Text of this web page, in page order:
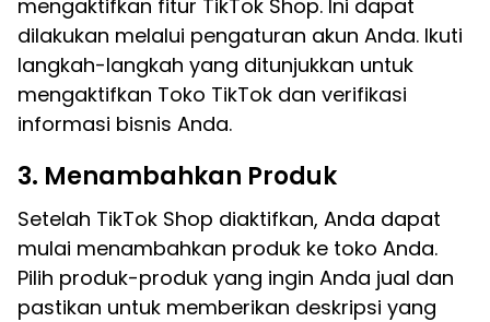
mengaktifkan fitur TikTok Shop. Ini dapat
dilakukan melalui pengaturan akun Anda. Ikuti
langkah-langkah yang ditunjukkan untuk
mengaktifkan Toko TikTok dan verifikasi
informasi bisnis Anda.
3. Menambahkan Produk
Setelah TikTok Shop diaktifkan, Anda dapat
mulai menambahkan produk ke toko Anda.
Pilih produk-produk yang ingin Anda jual dan
pastikan untuk memberikan deskripsi yang